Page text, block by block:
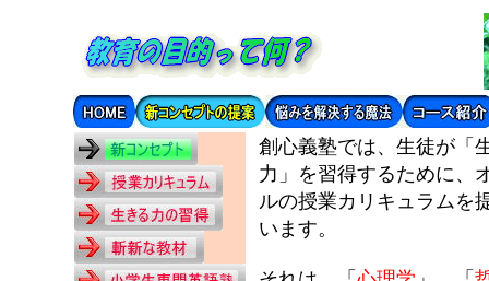
創心義塾では、生徒が「
力」を習得するために、
ルの授業カリキュラムを
います。